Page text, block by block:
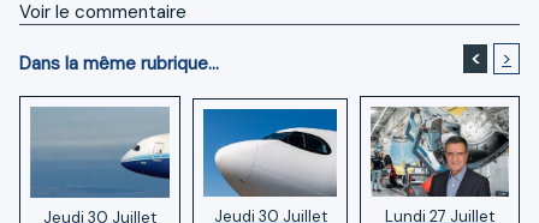
Voir le commentaire
Dans la même rubrique... < >
Jeudi 30 Juillet
Jeudi 30 Juillet
Lundi 27 Juillet